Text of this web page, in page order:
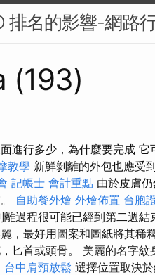
排名的影響-網路
(193)
進行多少，為什麼要完成
教學 新鮮剝離的外包也應受
記帳士 會計重點 由於皮膚
自助餐外燴 外燴佈置 台胞
過程很可能已經到第二週結
，最好用圖案和圖紙將其稀
匕首或頭骨。 美麗的名字
台中肩頸放鬆 選擇位置取決